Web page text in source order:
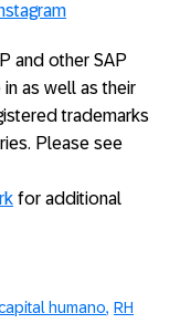
and other SAP
as well as their
trademarks
Please see
for additional
humano RH